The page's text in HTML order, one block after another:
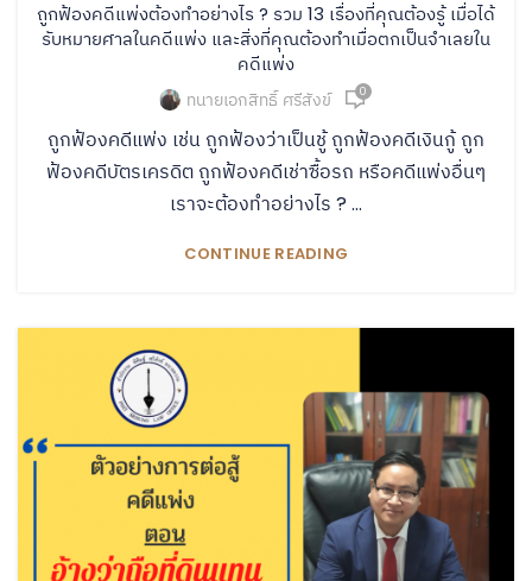
ถูกฟ้องคดีแพ่งต้องทำอย่างไร ? รวม 13 เรื่องที่คุณต้องรู้ เมื่อได้
รับหมายศาลในคดีแพ่ง และสิ่งที่คุณต้องทำเมื่อตกเป็นจำเลยใน
คดีแพ่ง
ทนายเอกสิทธิ์ ศรีสังข์ 0
ถูกฟ้องคดีแพ่ง เช่น ถูกฟ้องว่าเป็นชู้ ถูกฟ้องคดีเงินกู้ ถูก
ฟ้องคดีบัตรเครดิต ถูกฟ้องคดีเช่าซื้อรถ หรือคดีแพ่งอื่นๆ
เราจะต้องทำอย่างไร ? ...
CONTINUE READING